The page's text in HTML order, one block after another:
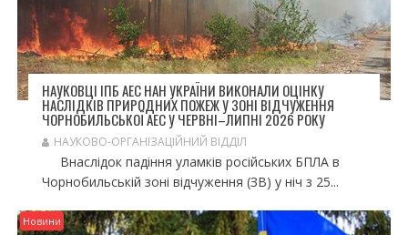
НАУКОВЦІ ІПБ АЕС НАН УКРАЇНИ ВИКОНАЛИ ОЦІНКУ
НАСЛІДКІВ ПРИРОДНИХ ПОЖЕЖ У ЗОНІ ВІДЧУЖЕННЯ
ЧОРНОБИЛЬСЬКОЇ АЕС У ЧЕРВНІ–ЛИПНІ 2026 РОКУ
НАУКОВО-ОРГАНІЗАЦІЙНИЙ ВІДДІЛ
Внаслідок падіння уламків російських БПЛА в
Чорнобильській зоні відчуження (ЗВ) у ніч з 25...
Новини